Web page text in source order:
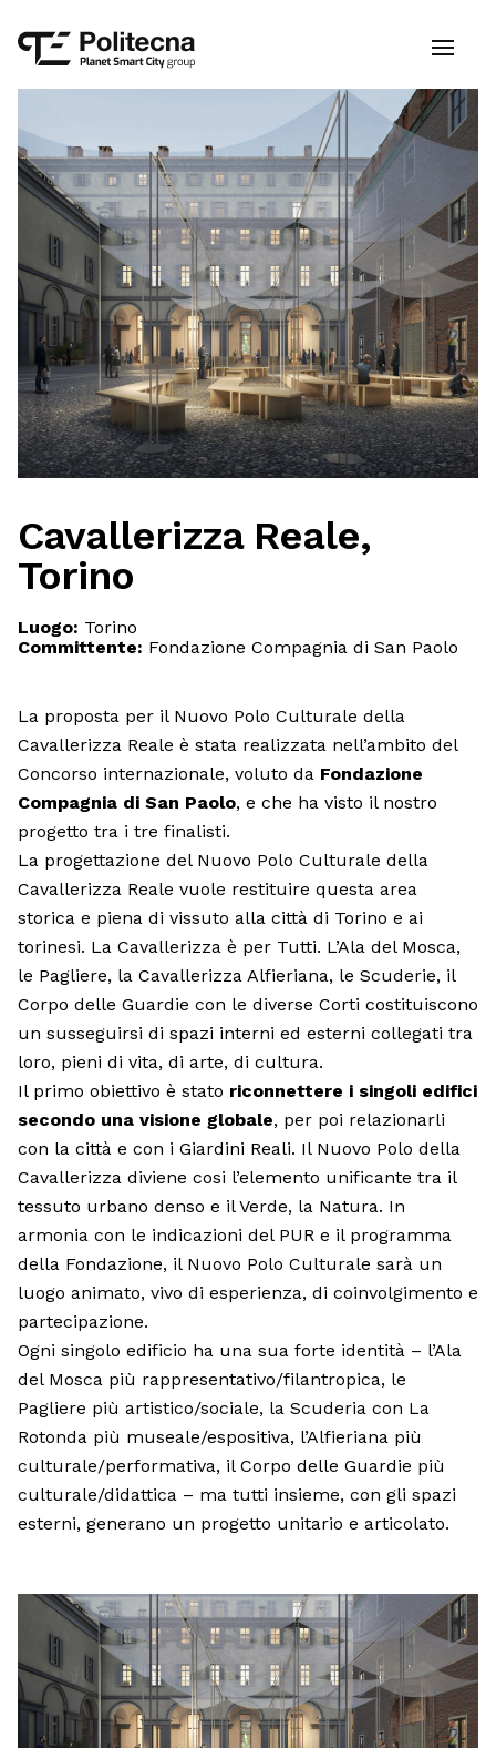
Cavallerizza Reale,
Torino
Luogo: Torino
Committente: Fondazione Compagnia di San Paolo
La proposta per il Nuovo Polo Culturale della
Cavallerizza Reale è stata realizzata nell’ambito del
Concorso internazionale, voluto da Fondazione
Compagnia di San Paolo, e che ha visto il nostro
progetto tra i tre finalisti.
La progettazione del Nuovo Polo Culturale della
Cavallerizza Reale vuole restituire questa area
storica e piena di vissuto alla città di Torino e ai
torinesi. La Cavallerizza è per Tutti. L’Ala del Mosca,
le Pagliere, la Cavallerizza Alfieriana, le Scuderie, il
Corpo delle Guardie con le diverse Corti costituiscono
un susseguirsi di spazi interni ed esterni collegati tra
loro, pieni di vita, di arte, di cultura.
Il primo obiettivo è stato riconnettere i singoli edifici
secondo una visione globale, per poi relazionarli
con la città e con i Giardini Reali. Il Nuovo Polo della
Cavallerizza diviene cosi l’elemento unificante tra il
tessuto urbano denso e il Verde, la Natura. In
armonia con le indicazioni del PUR e il programma
della Fondazione, il Nuovo Polo Culturale sarà un
luogo animato, vivo di esperienza, di coinvolgimento e
partecipazione.
Ogni singolo edificio ha una sua forte identità – l’Ala
del Mosca più rappresentativo/filantropica, le
Pagliere più artistico/sociale, la Scuderia con La
Rotonda più museale/espositiva, l’Alfieriana più
culturale/performativa, il Corpo delle Guardie più
culturale/didattica – ma tutti insieme, con gli spazi
esterni, generano un progetto unitario e articolato.